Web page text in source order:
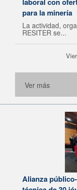
para la minería
La actividad,
RESITER se...
Ver más
Alianza